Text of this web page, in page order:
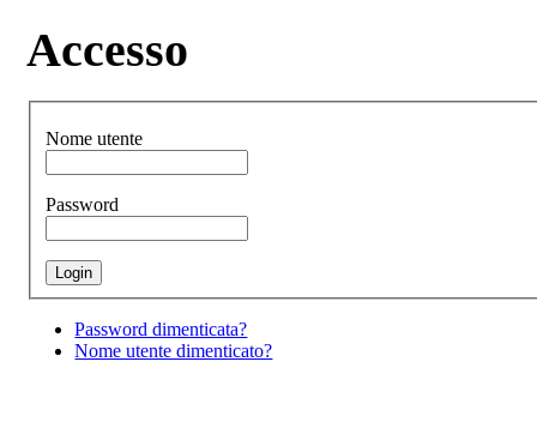
Accesso
Nome utente
Password
Password dimenticata?
Nome utente dimenticato?